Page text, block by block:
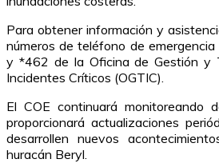
Para obtener información y
números de teléfono de
y *462 de la Oficina de Gestión y
Incidentes Críticos (OGTIC).
El COE continuará monitoreando
proporcionará actualizaciones
desarrollen nuevos
huracán Beryl.